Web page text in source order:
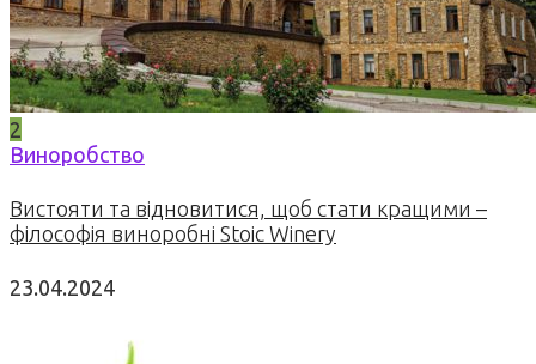
2
Виноробство
Вистояти та відновитися, щоб стати кращими –
філософія виноробні Stoic Winery
23.04.2024